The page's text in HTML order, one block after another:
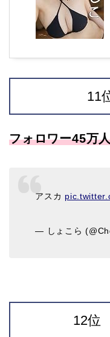
11
フォロワー45万
アスカ
— しょこら
12位